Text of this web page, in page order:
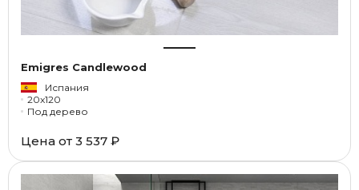
Emigres Candlewood
Испания
20x120
Под дерево
Цена от 3 537 ₽